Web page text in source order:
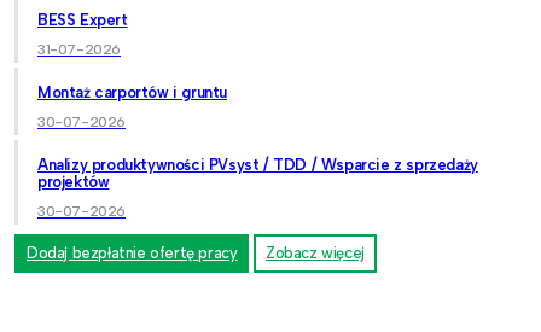
BESS Expert
31-07-2026
Montaż carportów i gruntu
30-07-2026
Analizy produktywności PVsyst / TDD / Wsparcie z sprzedaży
projektów
30-07-2026
Dodaj bezpłatnie ofertę pracy Zobacz więcej